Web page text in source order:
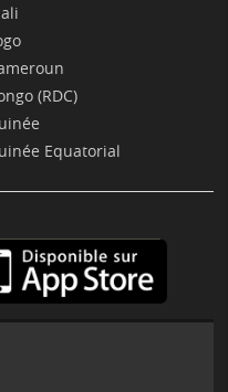
(RDC)
Equatorial